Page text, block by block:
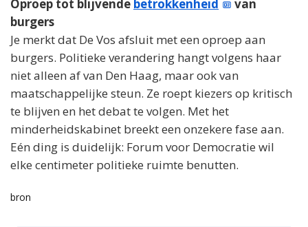
Oproep tot blijvende betrokkenheid
van
burgers
Je merkt dat De Vos afsluit met een oproep aan
burgers. Politieke verandering hangt volgens haar
niet alleen af van Den Haag, maar ook van
maatschappelijke steun. Ze roept kiezers op kritisch
te blijven en het debat te volgen. Met het
minderheidskabinet breekt een onzekere fase aan.
Eén ding is duidelijk: Forum voor Democratie wil
elke centimeter politieke ruimte benutten.
bron